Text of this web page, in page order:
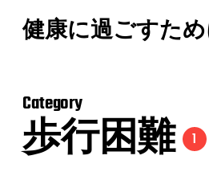
健康に過ごすた
Category
歩行困難 1